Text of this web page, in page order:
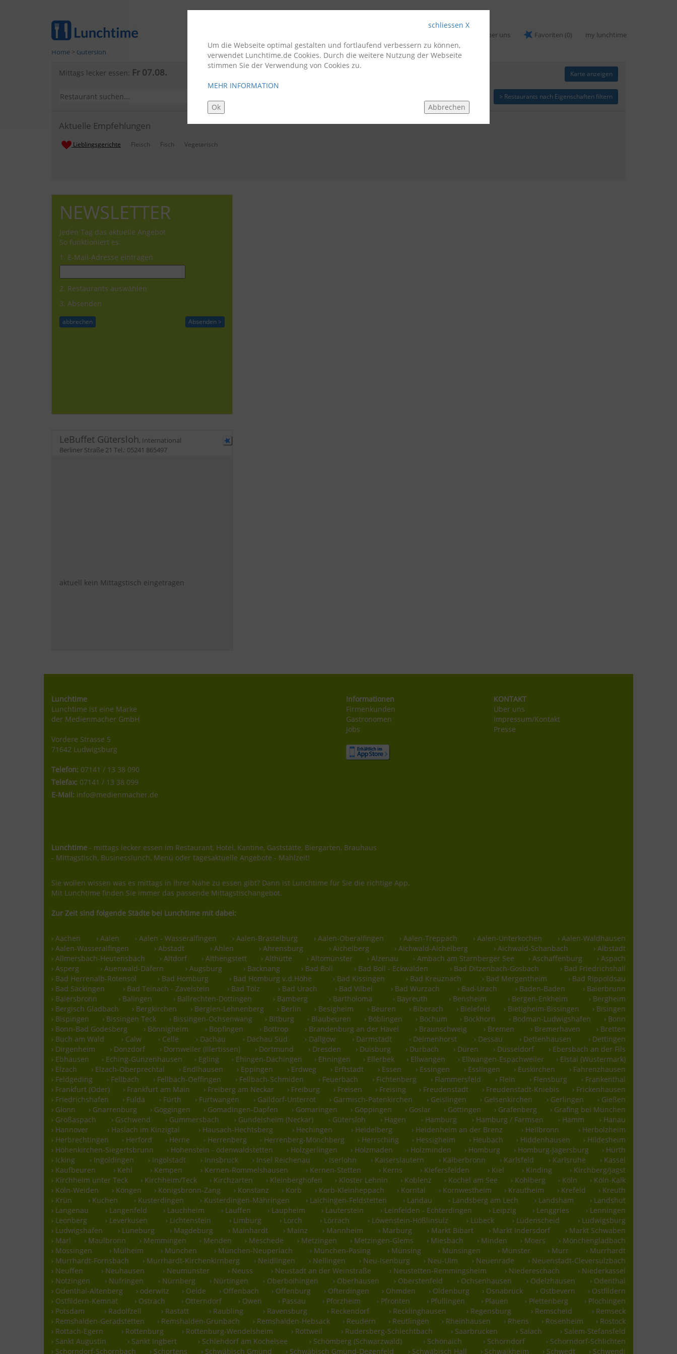
schliessen X
Um die Webseite optimal gestalten und fortlaufend verbessern zu können,
verwendet Lunchtime.de Cookies. Durch die weitere Nutzung der Webseite
stimmen Sie der Verwendung von Cookies zu.
MEHR INFORMATION
Ok Abbrechen
Über uns Favoriten (0)
my lunchtime
Home > Gütersloh
Mittags lecker essen: Fr 07.08. Karte anzeigen
> Restaurants nach Eigenschaften filtern
Aktuelle Empfehlungen
Lieblingsgerichte Fleisch Fisch Vegetarisch
NEWSLETTER
Jeden Tag das aktuelle Angebot
So funktioniert es:
1. E-Mail-Adresse eintragen
2. Restaurants auswählen
3. Absenden
LeBuffet Gütersloh, International
Berliner Straße 21 Tel.: 05241 865497
aktuell kein Mittagstisch eingetragen
Lunchtime
Lunchtime ist eine Marke
der Medienmacher GmbH
Vordere Strasse 5
71642 Ludwigsburg
Telefon: 07141 / 13 38 090
Telefax: 07141 / 13 38 099
E-Mail: info@medienmacher.de
Informationen
Firmenkunden
Gastronomen
Jobs
KONTAKT
Über uns
Impressum/Kontakt
Presse
Lunchtime - mittags lecker essen im Restaurant, Hotel, Kantine, Gaststätte, Biergarten, Brauhaus
- Mittagstisch, Businesslunch, Menü oder tagesaktuelle Angebote - Mahlzeit!
Sie wollen wissen was es mittags in Ihrer Nähe zu essen gibt? Dann ist Lunchtime für Sie die richtige App.
Mit Lunchtime finden Sie immer das passende Mittagstischangebot.
Zur Zeit sind folgende Städte bei Lunchtime mit dabei:
› Aachen › Aalen › Aalen - Wasseralfingen › Aalen-Brastelburg › Aalen-Oberalfingen › Aalen-Treppach › Aalen-Unterkochen
› Aalen-Waldhausen
› Aalen-Wasseralfingen
› Abstadt › Ahlen › Ahrensburg › Aichelberg › Aichwald-Aichelberg › Aichwald-Schanbach
› Albstadt
› Allmersbach-Heutensbach
› Altdorf › Althengstett › Althütte › Altomünster › Alzenau › Ambach am Starnberger See › Aschaffenburg
› Aspach
› Asperg
› Auenwald-Däfern › Augsburg › Backnang › Bad Boll › Bad Boll - Eckwälden › Bad Ditzenbach-Gosbach
› Bad Friedrichshall
› Bad Herrenalb-Rotensol
› Bad Homburg › Bad Homburg v.d.Höhe › Bad Kissingen › Bad Kreuznach › Bad Mergentheim
› Bad Rippoldsau
› Bad Säckingen
› Bad Teinach - Zavelstein › Bad Tölz › Bad Urach › Bad Vilbel › Bad Wurzach › Bad-Urach › Baden-Baden
› Baierbrunn
› Baiersbronn
› Balingen › Ballrechten-Dottingen › Bamberg › Bartholomä › Bayreuth › Bensheim › Bergen-Enkheim
› Bergheim
› Bergisch Gladbach
› Bergkirchen › Berglen-Lehnenberg › Berlin › Besigheim › Beuren › Biberach › Bielefeld › Bietigheim-Bissingen
› Bisingen
› Bispingen
› Bissingen Teck › Bissingen-Ochsenwang › Bitburg › Blaubeuren › Böblingen › Bochum › Bockhorn › Bodman-Ludwigshafen
› Bonn
› Bonn-Bad Godesberg
› Bönnigheim › Bopfingen › Bottrop › Brandenburg an der Havel › Braunschweig › Bremen › Bremerhaven
› Bretten
› Buch am Wald
› Calw › Celle › Dachau › Dachau Süd › Dallgow › Darmstadt › Delmenhorst › Dessau › Dettenhausen
› Dettingen
› Dirgenheim
› Donzdorf › Dornweiler (Illertissen) › Dortmund › Dresden › Duisburg › Durbach › Düren › Düsseldorf
› Ebersbach an der Fils
› Ebhausen
› Eching-Günzenhausen › Egling › Ehingen-Dächingen › Ehningen › Ellerbek › Ellwangen › Ellwangen-Espachweiler
› Elstal (Wustermark)
› Elzach
› Elzach-Oberprechtal › Endlhausen › Eppingen › Erdweg › Erftstadt › Essen › Essingen › Esslingen › Euskirchen
› Fahrenzhausen
› Feldgeding
› Fellbach › Fellbach-Oeffingen › Fellbach-Schmiden › Feuerbach › Fichtenberg › Flammersfeld › Flein › Flensburg
› Frankenthal
› Frankfurt (Oder)
› Frankfurt am Main › Freiberg am Neckar › Freiburg › Freisen › Freising › Freudenstadt › Freudenstadt-Kniebis
› Frickenhausen
› Friedrichshafen
› Fulda › Fürth › Furtwangen › Gaildorf-Unterrot › Garmisch-Patenkirchen › Geislingen › Gelsenkirchen › Gerlingen
› Gießen
› Glonn
› Gnarrenburg › Göggingen › Gomadingen-Dapfen › Gomaringen › Göppingen › Goslar › Göttingen › Grafenberg
› Grafing bei München
› Großaspach
› Gschwend › Gummersbach › Gundelsheim (Neckar) › Gütersloh › Hagen › Hamburg › Hamburg / Farmsen › Hamm
› Hanau
› Hannover
› Haslach im Kinzigtal › Hausach-Hechtsberg › Hechingen › Heidelberg › Heidenheim an der Brenz › Heilbronn
› Herbolzheim
› Herbrechtingen
› Herford › Herne › Herrenberg › Herrenberg-Mönchberg › Herrsching › Hessigheim › Heubach › Hiddenhausen
› Hildesheim
› Höhenkirchen-Siegertsbrunn
› Hohenstein - ödenwaldstetten › Holzgerlingen › Holzmaden › Holzminden › Homburg › Homburg-Jägersburg
› Hürth
› Icking
› Ingoldingen › Ingolstadt › Innsbruck › Insel Reichenau › Iserlohn › Kaiserslautern › Kälberbronn › Karlsfeld › Karlsruhe
› Kassel
› Kaufbeuren
› Kehl › Kempen › Kernen-Rommelshausen › Kernen-Stetten › Kerns › Kiefersfelden › Kiel › Kinding
› Kirchberg/jagst
› Kirchheim unter Teck
› Kirchheim/Teck › Kirchzarten › Kleinberghofen › Kloster Lehnin › Koblenz › Kochel am See › Kohlberg › Köln
› Köln-Kalk
› Köln-Weiden
› Köngen › Königsbronn-Zang › Konstanz › Korb › Korb-Kleinheppach › Korntal › Kornwestheim › Krautheim › Krefeld
› Kreuth
› Krün
› Kuchen › Kusterdingen › Kusterdingen-Mähringen › Laichingen-Feldstetten › Landau › Landsberg am Lech › Landsham
› Landshut
› Langenau
› Langenfeld › Lauchheim › Lauffen › Laupheim › Lauterstein › Leinfelden - Echterdingen › Leipzig › Lenggries
› Lenningen
› Leonberg
› Leverkusen › Lichtenstein › Limburg › Lorch › Lörrach › Löwenstein-Hößlinsulz › Lübeck › Lüdenscheid
› Ludwigsburg
› Ludwigshafen
› Lüneburg › Magdeburg › Mainhardt › Mainz › Mannheim › Marburg › Markt Bibart › Markt Indersdorf
› Markt Schwaben
› Marl
› Maulbronn › Memmingen › Menden › Meschede › Metzingen › Metzingen-Glems › Miesbach › Minden › Moers
› Mönchengladbach
› Mössingen
› Mülheim › München › München-Neuperlach › München-Pasing › Münsing › Münsingen › Münster › Murr
› Murrhardt
› Murrhardt-Fornsbach
› Murrhardt-Kirchenkirnberg › Neidlingen › Nellingen › Neu-Isenburg › Neu-Ulm › Neuenrade
› Neuenstadt-Cleversulzbach
› Neuffen
› Neuhausen › Neumünster › Neuss › Neustadt an der Weinstraße › Neustetten-Remmingsheim › Niedereschach
› Niederkassel
› Notzingen
› Nufringen › Nürnberg › Nürtingen › Oberboihingen › Oberhausen › Oberstenfeld › Ochsenhausen › Odelzhausen
› Odenthal
› Odenthal-Altenberg
› oderwitz › Oelde › Offenbach › Offenburg › Ofterdingen › Ohmden › Oldenburg › Osnabrück › Ostbevern
› Ostfildern
› Ostfildern-Kemnat
› Ostrach › Otterndorf › Owen › Passau › Pforzheim › Pfronten › Pfullingen › Plauen › Plettenberg
› Plochingen
› Potsdam
› Radolfzell › Rastatt › Raubling › Ravensburg › Reckendorf › Recklinghausen › Regensburg › Remscheid
› Remseck
› Remshalden-Geradstetten
› Remshalden-Grunbach › Remshalden-Hebsack › Reudern › Reutlingen › Rheinhausen › Rhens › Rosenheim
› Rostock
› Rottach-Egern
› Rottenburg › Rottenburg-Wendelsheim › Rottweil › Rudersberg-Schlechtbach › Saarbrücken › Salach
› Salem-Stefansfeld
› Sankt Augustin
› Sankt Ingbert › Schlehdorf am Kochelsee › Schömberg (Schwarzwald) › Schönaich › Schorndorf
› Schorndorf-Schlichten
› Schorndorf-Schornbach
› Schortens › Schwäbisch Gmünd › Schwäbisch Gmünd-Degenfeld › Schwäbisch Hall › Schwaikheim › Schwedt › Schwendi